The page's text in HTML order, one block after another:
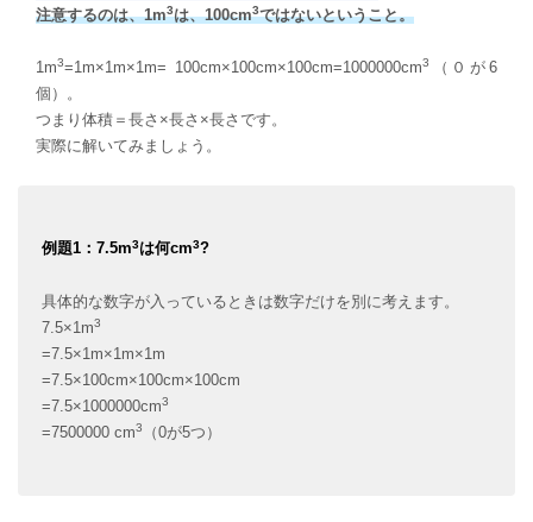
注意するのは、1m3は、100cm3ではないということ。
1m3=1m×1m×1m= 100cm×100cm×100cm=1000000cm3
（０が6
個）。
つまり体積＝長さ×長さ×長さです。
実際に解いてみましょう。
例題1：7.5m3は何cm3?
具体的な数字が入っているときは数字だけを別に考えます。
7.5×1m3
=7.5×1m×1m×1m
=7.5×100cm×100cm×100cm
=7.5×1000000cm3
=7500000 cm3 （0が5つ）